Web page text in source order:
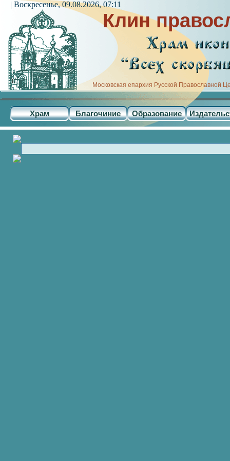
Клин
Московская епархия Русской Православной
Храм Благочиние Образование
| Воскресенье, 09.08.2026, 07:11